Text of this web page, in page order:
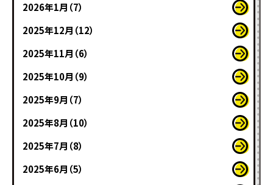
2026年1月（7）
2025年12月（12）
2025年11月（6）
2025年10月（9）
2025年9月（7）
2025年8月（10）
2025年7月（8）
2025年6月（5）